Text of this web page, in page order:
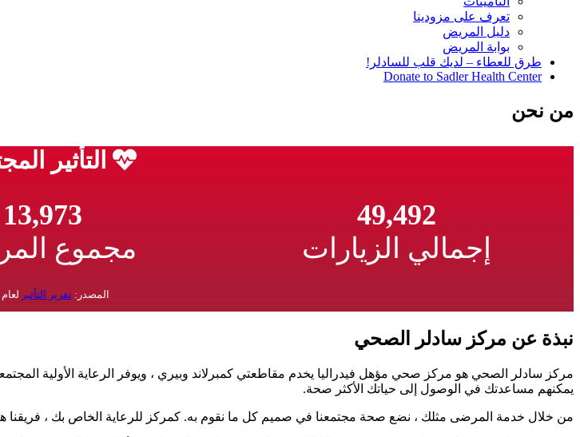
تعرف على مزودينا
دليل المريض
بوابة المريض
طرق للعطاء – لديك قلب للسادلر!
Donate to Sadler Health Center
من نحن
التأثير
49,492
إجمالي الزيارات
13,973
مجموع
المصدر:تقرير التأثير لعام 2025
نبذة عن مركز سادلر الصحي
مركز سادلر الصحي هو مركز صحي مؤهل فيدراليا يخدم مقاطعتي كمبرلاند وبيري ، ويوفر الرعاية الأولية
يمكنهم مساعدتك في الوصول إلى حياتك الأكثر صحة.
من خلال خدمة المرضى مثلك ، نضع صحة مجتمعنا في صميم كل ما نقوم به. كمركز للرعاية الخاص بك ، فريقنا